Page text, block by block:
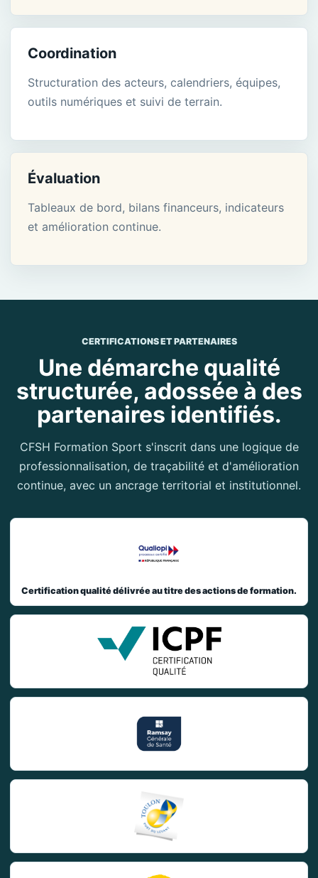
Coordination
Structuration des acteurs, calendriers, équipes,
outils numériques et suivi de terrain.
Évaluation
Tableaux de bord, bilans financeurs, indicateurs
et amélioration continue.
CERTIFICATIONS ET PARTENAIRES
Une démarche qualité
structurée, adossée à des
partenaires identifiés.
CFSH Formation Sport s'inscrit dans une logique de
professionnalisation, de traçabilité et d'amélioration
continue, avec un ancrage territorial et institutionnel.
Certification qualité délivrée au titre des actions de formation.